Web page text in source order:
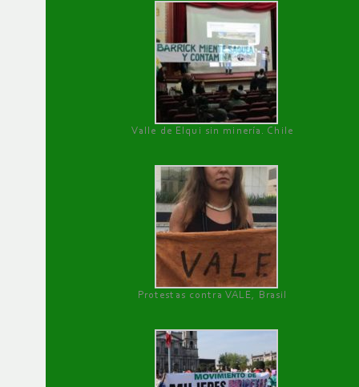
Valle de Elqui sin minería. Chile
Protestas contra VALE, Brasil